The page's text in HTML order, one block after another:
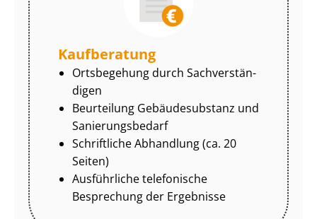
Kaufberatung
Ortsbegehung durch Sach­ver­stän­
di­gen
Beurteilung Gebäudesubstanz und
Sa­nie­rungs­be­darf
Schriftliche Abhandlung (ca. 20
Seiten)
Ausführliche telefonische
Besprechung der Ergebnisse